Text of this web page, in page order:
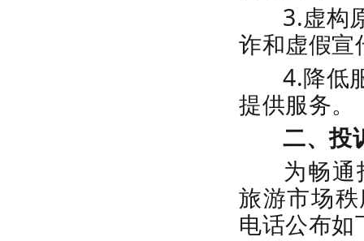
3.虚构
诈和虚假宣
4.降低
提供服务。
二、投
为畅通
旅游市场
电话公布